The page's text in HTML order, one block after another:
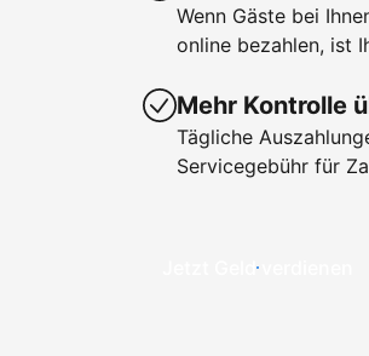
Wenn Gäste bei
online bezahlen, ist
Mehr Kontrolle
Tägliche
Servicegebühr für
Jetzt Geld verdienen